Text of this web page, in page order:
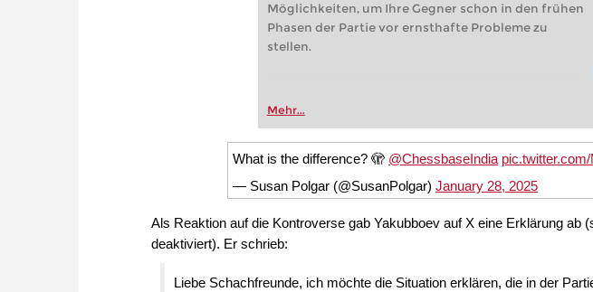
Möglichkeiten, um Ihre Gegner schon in den frühen
Phasen der Partie vor ernsthafte Probleme zu
stellen.
Mehr...
What is the difference? 🫣 @ChessbaseIndia
— Susan Polgar (@SusanPolgar)January 28, 2025
Als Reaktion auf die Kontroverse gab Yakubboev auf X eine Erklärung ab
deaktiviert). Er schrieb:
Liebe Schachfreunde, ich möchte die Situation erklären, die in der